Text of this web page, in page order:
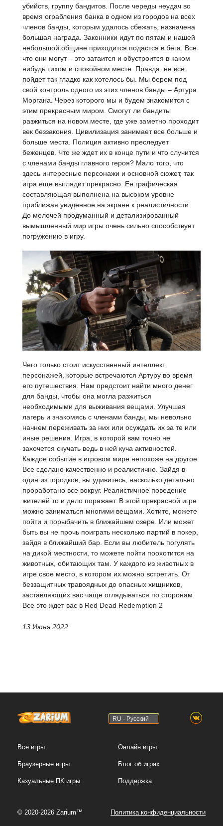
убийств, группу бандитов. После череды неудач во
время ограбления банка в одном из городов на всех
членов банды, которым удалось сбежать, назначена
большая награда. Законники идут по пятам и нашей
небольшой общине приходится подастся в бега. Все
что они могут – это затаится и обустроится в каком
нибудь тихом и спокойном месте. Правда, не все
пойдет так гладко как хотелось бы. Мы берем под
свой контроль одного из этих членов банды – Артура
Моргана. Через которого мы и будем знакомится с
этим прекрасным миром. Смогут ли бандиты
разжиться на новом месте, где уже заметно проходит
век беззакония. Цивилизация занимает все больше и
больше места. Полиция активно преследует
беженцев. Что же ждет их в конце пути и что случится
с членами банды главного героя? Мало того, что
здесь интересные персонажи и основной сюжет, так
игра еще выглядит прекрасно. Ее графическая
составляющая выполнена на высоком уровне
приближая увиденное на экране к реалистичности.
До мелочей продуманный и детализированный
вымышленный мир игры очень сильно способствует
погружению в игру.
Чего только стоит искусственный интеллект
персонажей, которые встречаются Артуру во время
его путешествия. Нам предстоит найти много денег
для банды, чтобы она могла разжиться
необходимыми для выживания вещами. Улучшая
лагерь и знакомясь с членами банды, мы невольно
начнем переживать за них или осуждать их за те или
иные решения. Игра, в которой вам точно не
захочется скучать ведь в ней куча активностей.
Каждое событие в игровом мире непохоже на другое.
Все сделано качественно и реалистично. Зайдя в
один из городков, вы удивитесь, насколько детально
проработано все вокруг. Реалистичное поведение
жителей то и дело поражает. В этой прекрасной игре
можно заниматься многими вещами. Хотите, можете
пойти и порыбачить в ближайшем озере. Или может
быть вы не прочь поиграть несколько партий в покер,
зайдя в ближайший бар. Если вы любитель погулять
на дикой местности, то можете пойти поохотится на
животных, обитающих там. У каждого из животных в
игре свое место, в котором их можно встретить. От
беззащитных травоядных до опасных хищников,
заставляющих вас чаще оглядываться по сторонам.
Все это ждет вас в Red Dead Redemption 2
13 Июня 2022
RU - Русский
Все игры
Браузерные игры
Казуальные ПК игры
Онлайн игры
Блог об играх
Поддержка
© 2020-2026 Zarium™ Политика конфиденциальности